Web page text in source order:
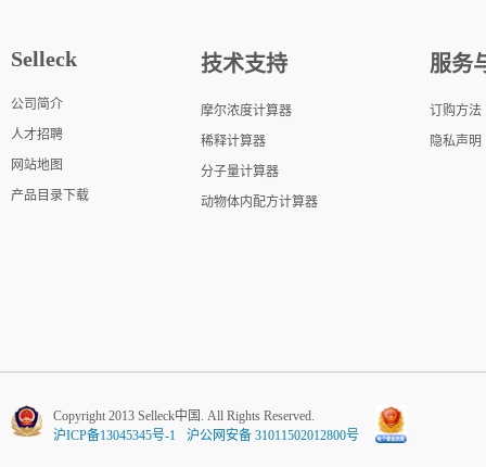
Selleck
公司简介
人才招聘
网站地图
产品目录下载
技术支持
摩尔浓度计算器
稀释计算器
分子量计算器
动物体内配方计算器
服务
订购方法
隐私声明
Copyright 2013 Selleck中国. All Rights Reserved.
沪ICP备13045345号-1
沪公网安备 31011502012800号